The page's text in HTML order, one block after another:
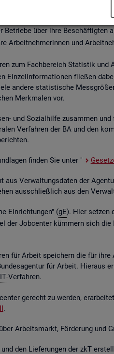
über­wie­gend auf
Be­trie­be über ihre Be­schäf­tig­ten
Ar­beit­neh­me­rin­nen und
zum Fach­be­reich Sta­tis­tik
Ein­zel­in­for­ma­tio­nen flie­ßen
an­de­re sta­tis­ti­sche
Merk­ma­len vor.
und So­zi­al­hil­fe zu­sam­men
Ver­fah­ren der BA und den
fin­den Sie unter "
Ver­wal­tungs­da­ten der
aus­schlie­ß­lich aus den
Ein­rich­tun­gen" (gE). Hier set­zen
der Job­cen­ter küm­mern sich
für Ar­beit spei­chern die für
für Ar­beit.
IT-Ver­fah­ren.
ge­recht zu wer­den,
.
Ar­beits­markt, För­de­rung und
und den Lie­fe­run­gen der zkT